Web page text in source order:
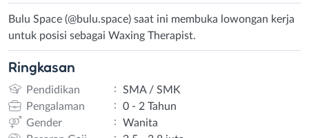
Bulu Space (@bulu.space) saat ini membuka lowongan kerja
untuk posisi sebagai Waxing Therapist.
Ringkasan
Pendidikan :
SMA / SMK
Pengalaman
:
0 - 2 Tahun
Gender
:
Wanita